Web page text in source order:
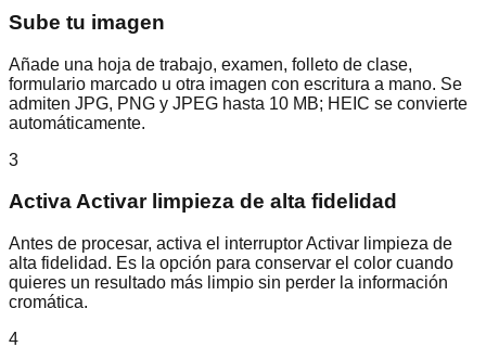
Sube tu imagen
Añade una hoja de trabajo, examen, folleto de clase,
formulario marcado u otra imagen con escritura a mano. Se
admiten JPG, PNG y JPEG hasta 10 MB; HEIC se convierte
automáticamente.
3
Activa Activar limpieza de alta fidelidad
Antes de procesar, activa el interruptor Activar limpieza de
alta fidelidad. Es la opción para conservar el color cuando
quieres un resultado más limpio sin perder la información
cromática.
4